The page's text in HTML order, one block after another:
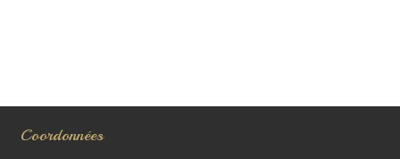
Coordonnées